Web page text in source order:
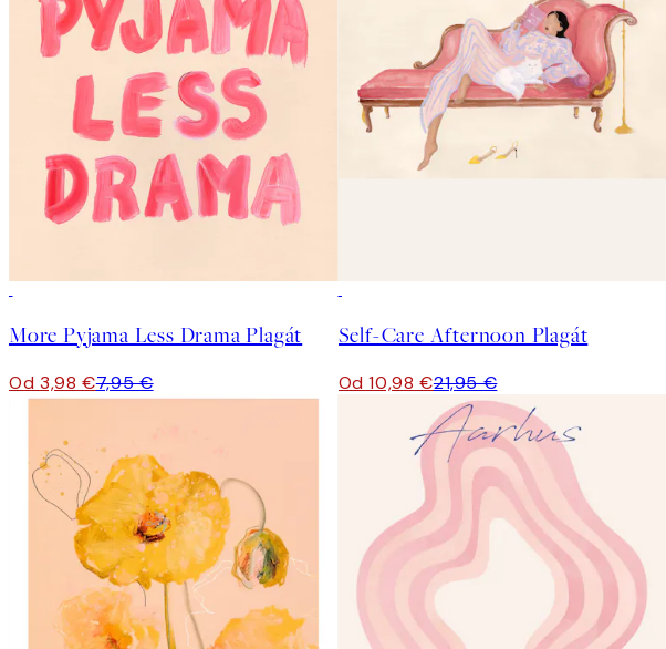
More Pyjama Less Drama Plagát
Od 3,98 €7,95 €
Self-Care Afternoon Plagát
Od 10,98 €21,95 €